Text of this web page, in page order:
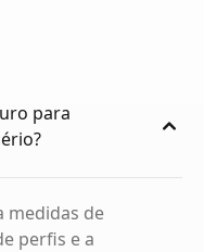
para
medidas de
perfis e a